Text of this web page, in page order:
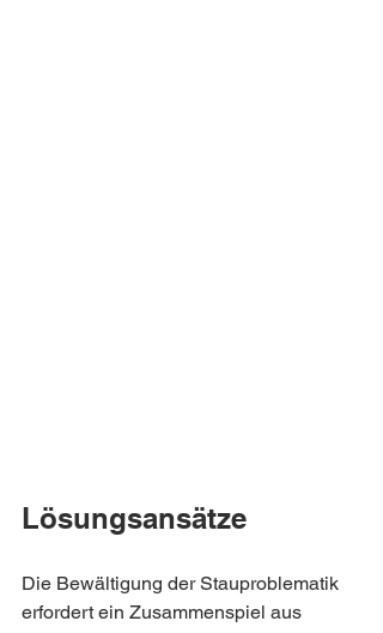
Lösungsansätze
Die Bewältigung der Stauproblematik
erfordert ein Zusammenspiel aus